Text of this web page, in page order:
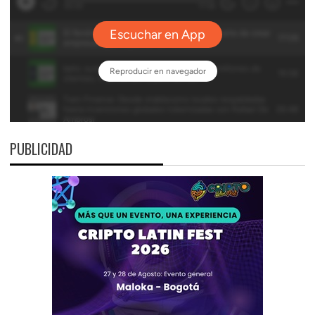
PUBLICIDAD